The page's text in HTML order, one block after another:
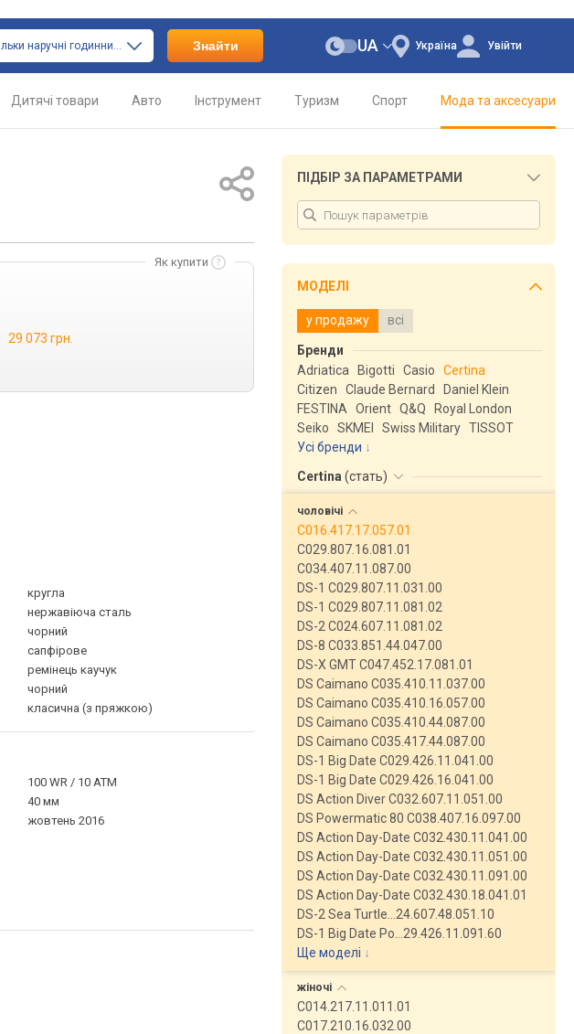
тільки наручні годинники Знайти Україна
UA Увійти
Дитячі товари Авто Інструмент Туризм Спорт Мода та аксесуари
Як купити
29 073 грн.
кругла
нержавіюча сталь
чорний
сапфірове
ремінець каучук
чорний
класична (з пряжкою)
100 WR / 10 ATM
40 мм
жовтень 2016
ПІДБІР ЗА ПАРАМЕТРАМИ
МОДЕЛІ
у продажу всі
Бренди
Adriatica
Bigotti Casio
Certina
Citizen
Claude Bernard
Daniel Klein
FESTINA
Orient Q&Q
Royal London
Seiko
SKMEI Swiss Military TISSOT
Усі бренди
Certina (стать)
чоловічі
C016.417.17.057.01
C029.807.16.081.01
C034.407.11.087.00
DS-1 C029.807.11.031.00
DS-1 C029.807.11.081.02
DS-2 C024.607.11.081.02
DS-8 C033.851.44.047.00
DS-X GMT C047.452.17.081.01
DS Caimano C035.410.11.037.00
DS Caimano C035.410.16.057.00
DS Caimano C035.410.44.087.00
DS Caimano C035.417.44.087.00
DS-1 Big Date C029.426.11.041.00
DS-1 Big Date C029.426.16.041.00
DS Action Diver C032.607.11.051.00
DS Powermatic 80 C038.407.16.097.00
DS Action Day-Date C032.430.11.041.00
DS Action Day-Date C032.430.11.051.00
DS Action Day-Date C032.430.11.091.00
DS Action Day-Date C032.430.18.041.01
DS-2 Sea Turtle…24.607.48.051.10
DS-1 Big Date Po…29.426.11.091.60
Ще моделі ↓
жіночі
C014.217.11.011.01
C017.210.16.032.00